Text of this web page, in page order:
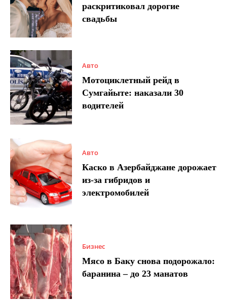
раскритиковал дорогие
свадьбы
Авто
Мотоциклетный рейд в
Сумгайыте: наказали 30
водителей
Авто
Каско в Азербайджане дорожает
из-за гибридов и
электромобилей
Бизнес
Мясо в Баку снова подорожало:
баранина – до 23 манатов